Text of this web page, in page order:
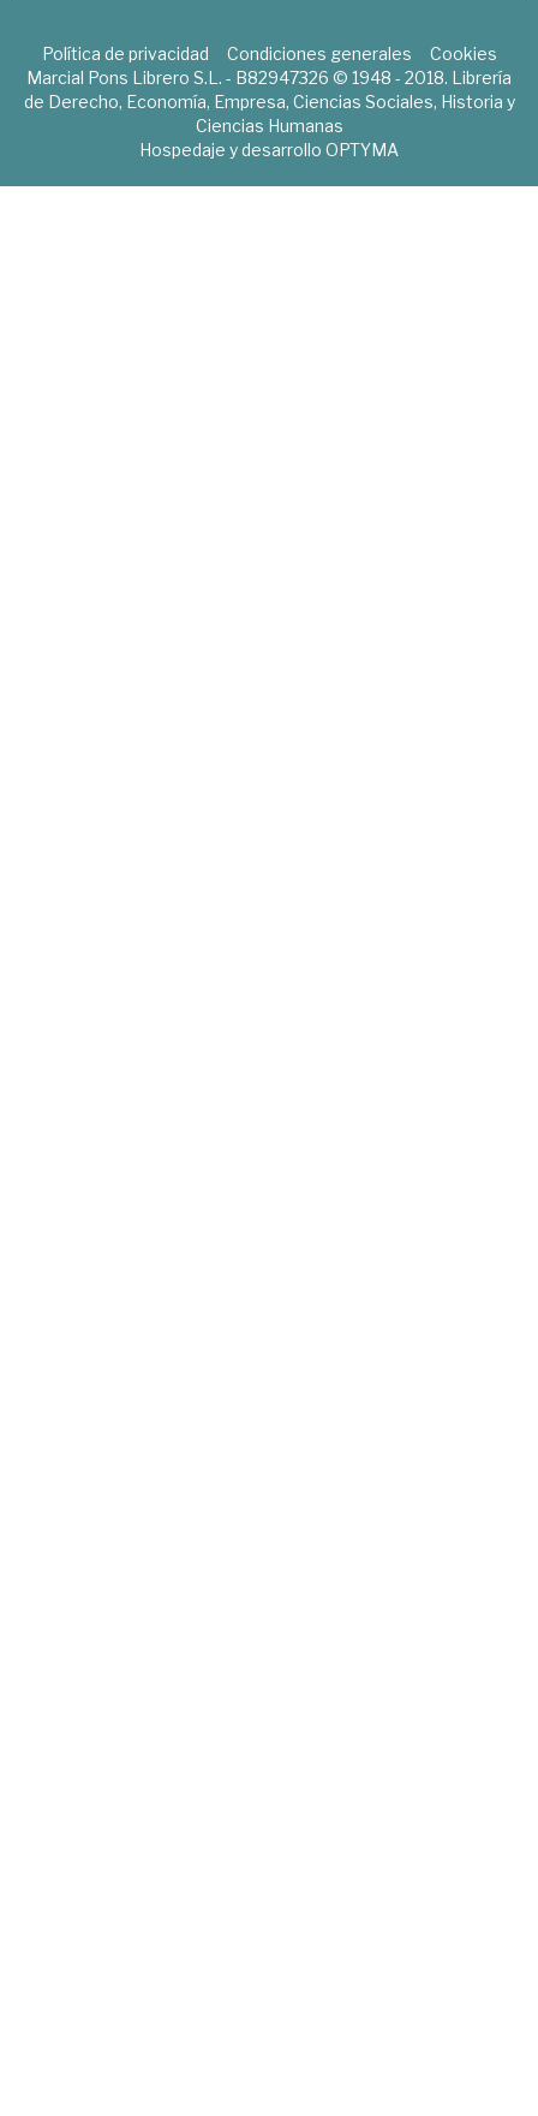
Política de privacidad Condiciones generales
Cookies
Marcial Pons Librero S.L. - B82947326 © 1948 - 2018. Librería
de Derecho, Economía, Empresa, Ciencias Sociales, Historia y
Ciencias Humanas
Hospedaje y desarrollo OPTYMA